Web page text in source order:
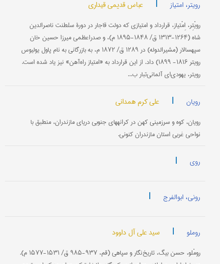
رویتر، امتیاز | عباس قدیمی قیداری
رویْتِر، اِمْتیاز، قرارداد و امتیازی که دولت قاجار در دورۀ سلطنت ناصرالدین
شاه (۱۲۶۴-۱۳۱۳ ق/ ۱۸۴۸-۱۸۹۵ م)، و صدراعظمی میرزا حسین خان
سپهسالار (مشیرالدوله) در ۱۲۸۹ ق/ ۱۸۷۲ م، به بازرگانی به نام پاول‌ یولیوس
رویتر ۱۸۱۶- ۱۸۹۹) داد. از این قرارداد به «امتیاز راه‌آهن» نیز یاد شده است.
رویتر، یهودی‌ای آلمانی‌تبار ب...
رویان | علی کرم همدانی
رویان، کوه و سرزمینی کهن در کرانه‏های جنوبی دریای مازندران، منطبق با
نواحی غربی استان مازندران کنونی.
روی |
رونی، ابوالفرج |
روملو | سید علی آل داوود
رومْلو، حسن بیگ، تاریخ‌نگار و سپاهی (قم، ۹۳۷-۹۸۵ ق/ ۱۵۳۱-۱۵۷۷ م).